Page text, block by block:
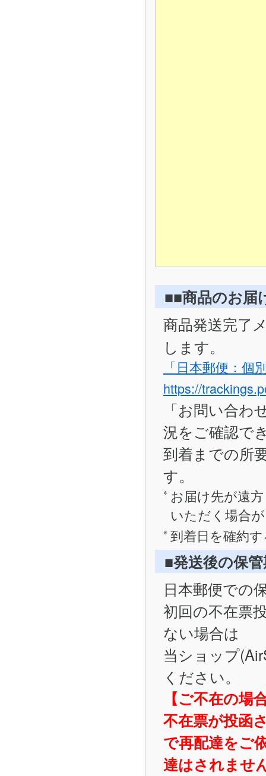
■■商品のお届
商品発送完了
します。
「日本郵便：個
https://
「お問い合
況をご確認で
到着までの所
す。
お届け先が遠
いただく場合
到着日を確約
■発送後の保
日本郵便での
初回の不在票
ない場合は
当ショップ
ください。
【ご不在の場
不在票が投函
で再配達をご
達はされませ